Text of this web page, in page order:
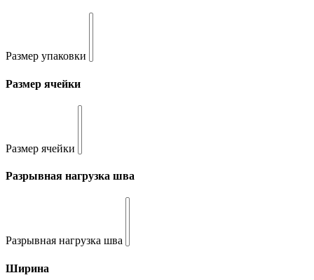
Размер упаковки
Размер ячейки
Размер ячейки
Разрывная нагрузка шва
Разрывная нагрузка шва
Ширина